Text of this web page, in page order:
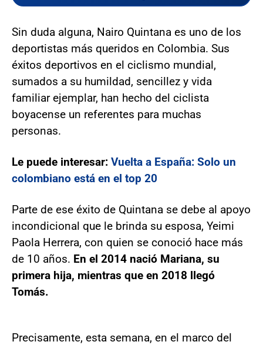
Sin duda alguna, Nairo Quintana es uno de los
deportistas más queridos en Colombia. Sus
éxitos deportivos en el ciclismo mundial,
sumados a su humildad, sencillez y vida
familiar ejemplar, han hecho del ciclista
boyacense un referentes para muchas
personas.
Le puede interesar: Vuelta a España: Solo un
colombiano está en el top 20
Parte de ese éxito de Quintana se debe al apoyo
incondicional que le brinda su esposa, Yeimi
Paola Herrera, con quien se conoció hace más
de 10 años. En el 2014 nació Mariana, su
primera hija, mientras que en 2018 llegó
Tomás.
Precisamente, esta semana, en el marco del